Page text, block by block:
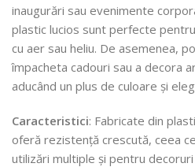
inaugurări sau evenimente
plastic lucios sunt perfecte
cu aer sau heliu. De asemenea,
împacheta cadouri sau a decora
aducând un plus de culoare și
Caracteristici: Fabricate din
oferă rezistență crescută, ceea
utilizări multiple și pentru